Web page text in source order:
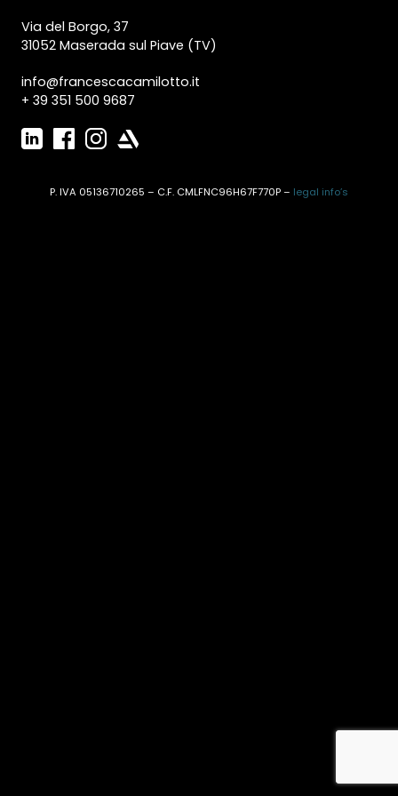
Via del Borgo, 37
31052 Maserada sul Piave (TV)
info@francescacamilotto.it
+ 39 351 500 9687
P. IVA 05136710265 – C.F. CMLFNC96H67F770P – legal info’s